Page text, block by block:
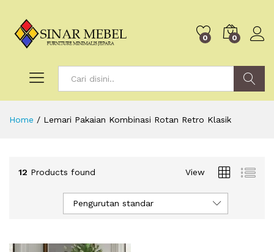
0 0
Search
Home / Lemari Pakaian Kombinasi Rotan Retro Klasik
12 Products found View
Pengurutan standar